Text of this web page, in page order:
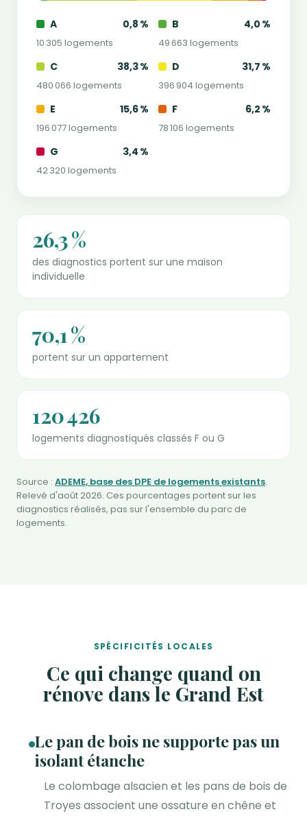
A 0,8 %
10 305 logements
B 4,0 %
49 663 logements
C 38,3 %
480 066 logements
D 31,7 %
396 904 logements
E 15,6 %
196 077 logements
F 6,2 %
78 106 logements
G 3,4 %
42 320 logements
26,3 %
des diagnostics portent sur une maison
individuelle
70,1 %
portent sur un appartement
120 426
logements diagnostiqués classés F ou G
Source : ADEME, base des DPE de logements existants.
Relevé d'août 2026. Ces pourcentages portent sur les
diagnostics réalisés, pas sur l'ensemble du parc de
logements.
SPÉCIFICITÉS LOCALES
Ce qui change quand on
rénove dans le Grand Est
Le pan de bois ne supporte pas un
isolant étanche
Le colombage alsacien et les pans de bois de
Troyes associent une ossature en chêne et